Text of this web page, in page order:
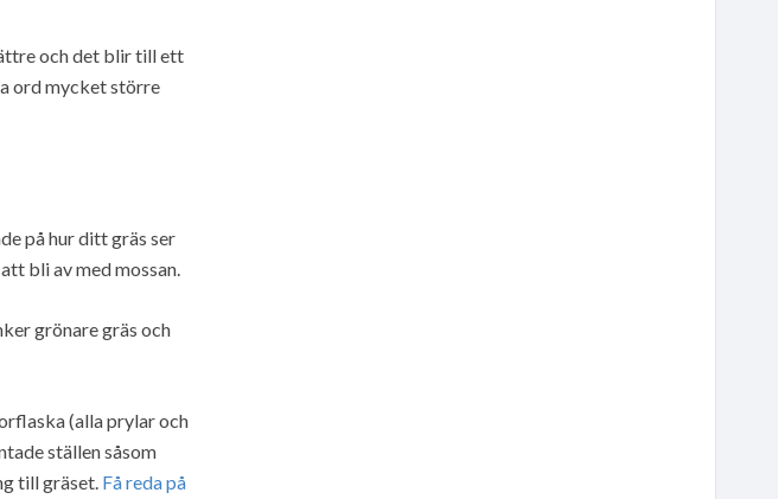
och det blir till ett
ord mycket större
på hur ditt gräs ser
bli av med mossan.
grönare gräs och
(alla prylar och
ställen såsom
till gräset. Få reda på